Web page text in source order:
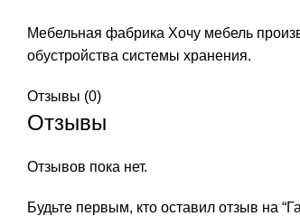
Мебельная фабрика Хочу мебель
обустройства системы хранения.
Отзывы (0)
Отзывы
Отзывов пока нет.
Будьте первым, кто оставил отзыв на